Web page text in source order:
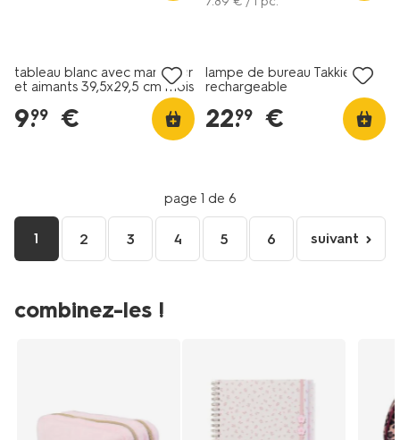
tableau blanc avec marqueur
et aimants 39,5x29,5 cm mois
9.
99 €
lampe de bureau Takkie
rechargeable
22.
99 €
page 1 de 6
1 2 3 4 5 6
page
suivante
suivant
combinez-les !